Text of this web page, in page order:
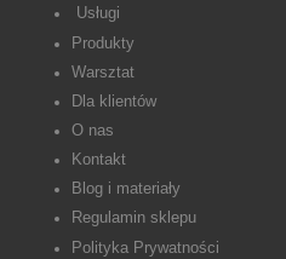
Usługi
Produkty
Warsztat
Dla klientów
O nas
Kontakt
Blog i materiały
Regulamin sklepu
Polityka Prywatności